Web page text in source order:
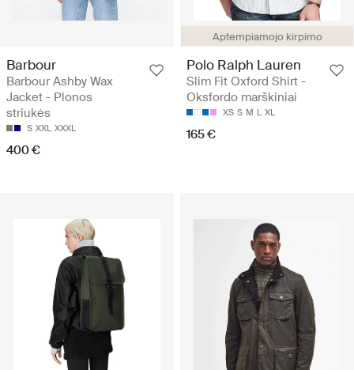
Barbour
Barbour Ashby Wax
Jacket - Plonos
striukės
S XXL XXXL
400 €
Aptempiamojo kirpimo
Polo Ralph Lauren
Slim Fit Oxford Shirt -
Oksfordo marškiniai
XS S M L XL
165 €